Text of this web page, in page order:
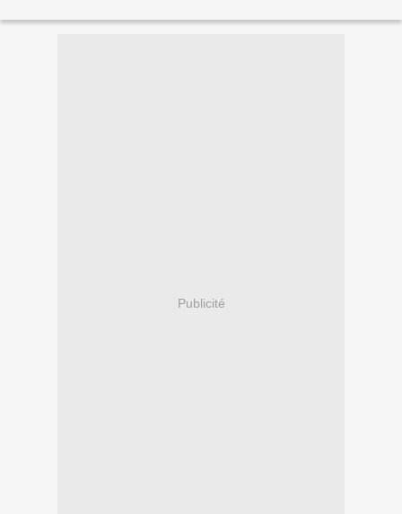
Publicité